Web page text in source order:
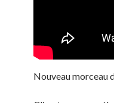
Nouveau morceau